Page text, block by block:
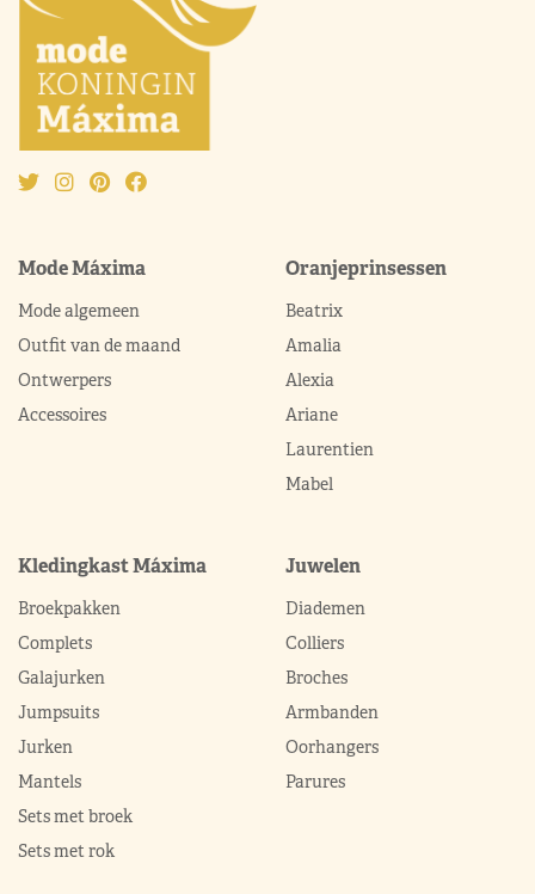
Mode Máxima
Mode algemeen
Outfit van de maand
Ontwerpers
Accessoires
Oranjeprinsessen
Beatrix
Amalia
Alexia
Ariane
Laurentien
Mabel
Kledingkast Máxima
Broekpakken
Complets
Galajurken
Jumpsuits
Jurken
Mantels
Sets met broek
Sets met rok
Juwelen
Diademen
Colliers
Broches
Armbanden
Oorhangers
Parures